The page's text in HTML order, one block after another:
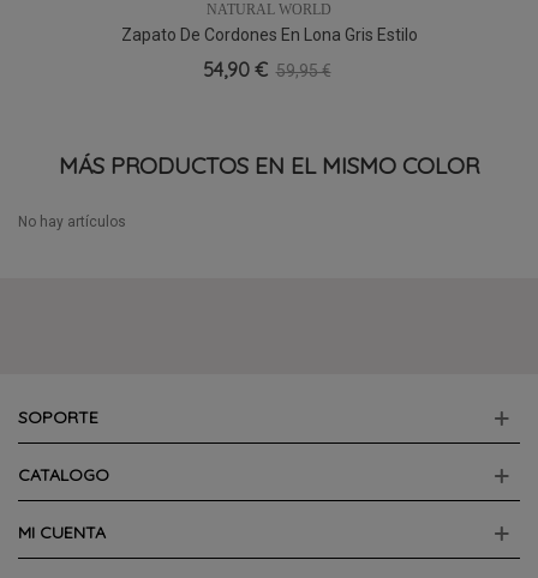
NATURAL WORLD
Zapato De Cordones En Lona Gris Estilo
Wallaby
54,90 € 59,95 €
MÁS PRODUCTOS EN EL MISMO COLOR
No hay artículos
SOPORTE
CATALOGO
MI CUENTA